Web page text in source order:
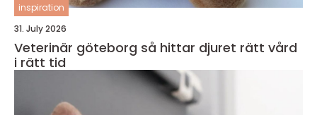
inspiration
31. July 2026
Veterinär göteborg så hittar djuret rätt vård
i rätt tid